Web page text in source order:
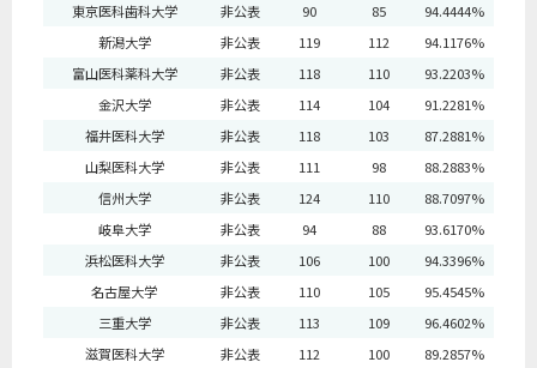
東京医科歯科大学
非公表 90 85
94.4444%
新潟大学
非公表 119 112
94.1176%
富山医科薬科大学
非公表 118 110
93.2203%
金沢大学
非公表 114 104
91.2281%
福井医科大学
非公表 118 103
87.2881%
山梨医科大学
非公表 111 98
88.2883%
信州大学
非公表 124 110
88.7097%
岐阜大学
非公表 94 88
93.6170%
浜松医科大学
非公表 106 100
94.3396%
名古屋大学
非公表 110 105
95.4545%
三重大学
非公表 113 109
96.4602%
滋賀医科大学
非公表 112 100
89.2857%